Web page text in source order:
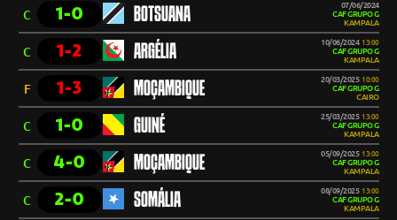
C 1-0 BOTSUANA
07/06/2024
CAF GRUPO G
KAMPALA
C 1-2 ARGÉLIA 10/06/2024 13:00
CAF GRUPO G
KAMPALA
F 1-3 MOÇAMBIQUE 20/03/2025 10:00
CAF GRUPO G
CAIRO
C 1-0 GUINÉ 25/03/2025 13:00
CAF GRUPO G
KAMPALA
C 4-0 MOÇAMBIQUE 05/09/2025 13:00
CAF GRUPO G
KAMPALA
C 2-0 SOMÁLIA 08/09/2025 13:00
CAF GRUPO G
KAMPALA